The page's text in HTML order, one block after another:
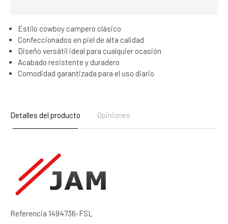
Estilo cowboy campero clásico
Confeccionados en piel de alta calidad
Diseño versátil ideal para cualquier ocasión
Acabado resistente y duradero
Comodidad garantizada para el uso diario
Detalles del producto Opiniones
Referencia 1494736-FSL